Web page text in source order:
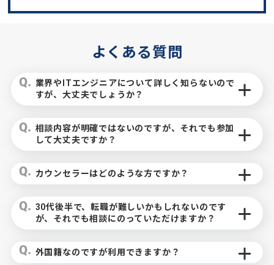
よくある質問
業界やITエンジニアについて詳しく知らないので
すが、大丈夫でしょうか？
相談内容が明確ではないのですが、それでも参加
して大丈夫ですか？
カウンセラーはどのような方ですか？
30代後半で、転職が難しいかもしれないのです
が、それでも相談にのっていただけますか？
外国籍なのですが利用できますか？